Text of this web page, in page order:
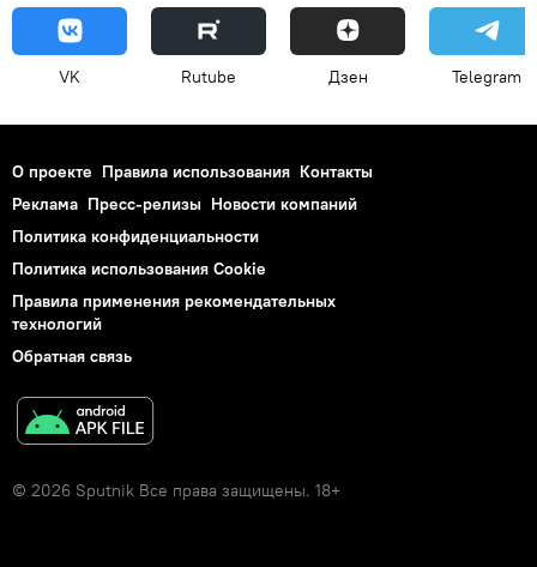
VK Rutube Дзен Telegram
О проекте Правила использования Контакты
Реклама Пресс-релизы Новости компаний
Политика конфиденциальности
Политика использования Cookie
Правила применения рекомендательных
технологий
Обратная связь
© 2026 Sputnik Все права защищены. 18+